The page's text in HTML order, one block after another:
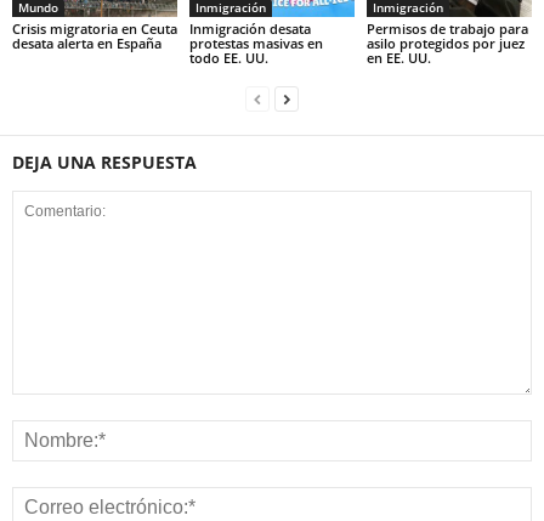
Mundo
Crisis migratoria en Ceuta
desata alerta en España
Inmigración
Inmigración desata
protestas masivas en
todo EE. UU.
Inmigración
Permisos de trabajo para
asilo protegidos por juez
en EE. UU.
DEJA UNA RESPUESTA